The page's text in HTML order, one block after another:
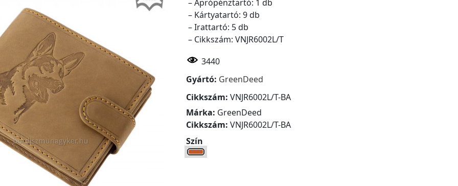
– Aprópénztartó: 1 db
– Kártyatartó: 9 db
– Irattartó: 5 db
– Cikkszám: VNJR6002L/T
3440
Gyártó: GreenDeed
Cikkszám: VNJR6002L/T-BA
Márka: GreenDeed
Cikkszám: VNJR6002L/T-BA
Szín